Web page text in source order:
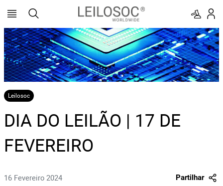
Leilosoc
DIA DO LEILÃO | 17 DE
FEVEREIRO
16 Fevereiro 2024 Partilhar